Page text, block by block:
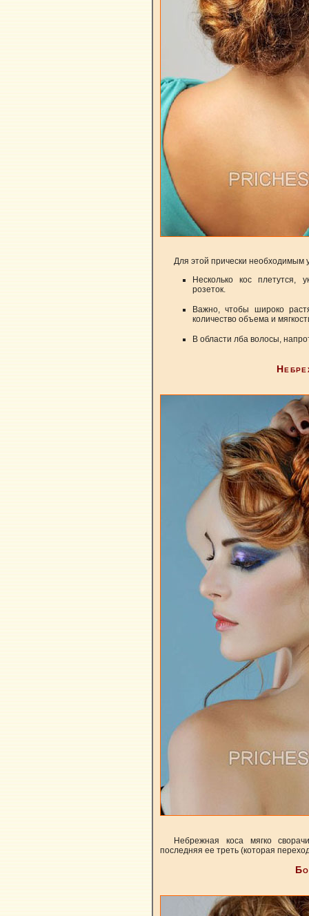
Для этой прически необходимым
Несколько кос плетутся,
розеток.
Важно, чтобы широко
количество объема и
В области лба волосы,
Небрежная коса мягко
последняя ее треть (которая